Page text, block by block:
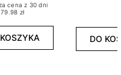
cena z 30 dni
79.98 zł
DO